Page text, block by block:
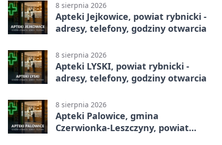
8 sierpnia 2026
Apteki Jejkowice, powiat rybnicki -
adresy, telefony, godziny otwarcia
8 sierpnia 2026
Apteki LYSKI, powiat rybnicki -
adresy, telefony, godziny otwarcia
8 sierpnia 2026
Apteki Palowice, gmina
Czerwionka-Leszczyny, powiat